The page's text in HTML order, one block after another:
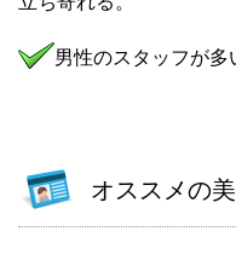
男性のスタッフが多
オススメの